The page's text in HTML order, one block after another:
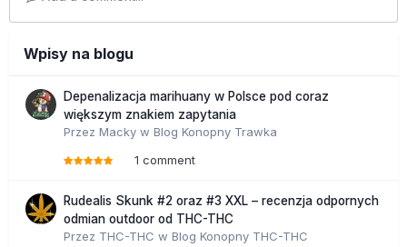
Wpisy na blogu
Depenalizacja marihuany w Polsce pod coraz
większym znakiem zapytania
Przez Macky w Blog Konopny Trawka
1 comment
Rudealis Skunk #2 oraz #3 XXL – recenzja odpornych
odmian outdoor od THC-THC
Przez THC-THC w Blog Konopny THC-THC